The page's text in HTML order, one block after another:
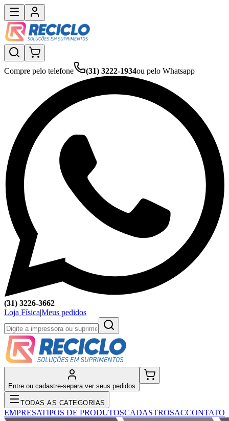
Compre pelo telefone (31) 3222-1934ou pelo Whatsapp
(31) 3226-3662
Loja Física|Meus pedidos
Entre ou cadastre-separa ver seus pedidos
TODAS AS CATEGORIAS
EMPRESATIPOS DE PRODUTOSCADASTROSACCONTATO